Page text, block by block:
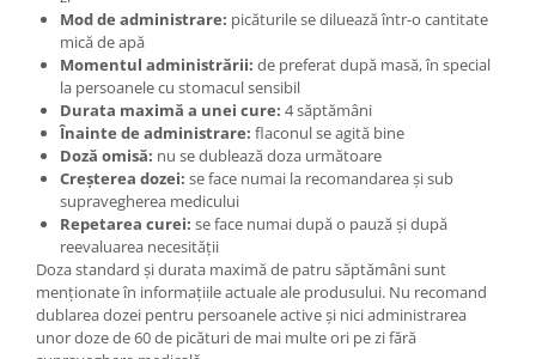
Mod de administrare: picăturile se diluează într-o cantitate
mică de apă
Momentul administrării: de preferat după masă, în special
la persoanele cu stomacul sensibil
Durata maximă a unei cure: 4 săptămâni
Înainte de administrare: flaconul se agită bine
Doză omisă: nu se dublează doza următoare
Creșterea dozei: se face numai la recomandarea și sub
supravegherea medicului
Repetarea curei: se face numai după o pauză și după
reevaluarea necesității
Doza standard și durata maximă de patru săptămâni sunt
menționate în informațiile actuale ale produsului. Nu recomand
dublarea dozei pentru persoanele active și nici administrarea
unor doze de 60 de picături de mai multe ori pe zi fără